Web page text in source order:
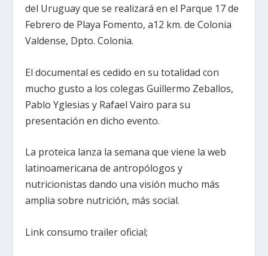
del Uruguay que se realizará en el Parque 17 de
Febrero de Playa Fomento, a12 km. de Colonia
Valdense, Dpto. Colonia.
El documental es cedido en su totalidad con
mucho gusto a los colegas Guillermo Zeballos,
Pablo Yglesias y Rafael Vairo para su
presentación en dicho evento.
La proteica lanza la semana que viene la web
latinoamericana de antropólogos y
nutricionistas dando una visión mucho más
amplia sobre nutrición, más social.
Link consumo trailer oficial;